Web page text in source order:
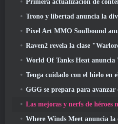
Primera actualización de contenido de Steampunk ARPG Crystalfall
Trono y libertad anuncia la
Pixel Art MMO Soulbound
Raven2 revela la clase
World Of Tanks Heat anuncia World Of
Tenga cuidado con el hielo en el
GGG se prepara para avanzar en el destino de las ligas Vaal de
Las mejoras y nerfs de héroes más
Where Winds Meet anuncia la expansión del Palacio